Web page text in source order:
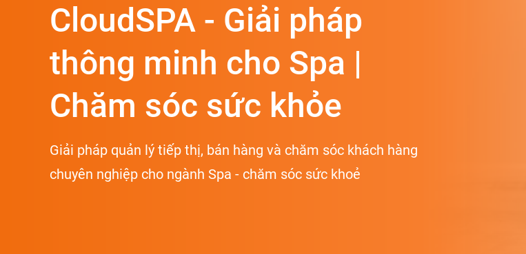
CloudSPA - Giải pháp
thông minh cho Spa |
Chăm sóc sức khỏe
Giải pháp quản lý tiếp thị, bán hàng và chăm sóc khách hàng
chuyên nghiệp cho ngành Spa - chăm sóc sức khoẻ